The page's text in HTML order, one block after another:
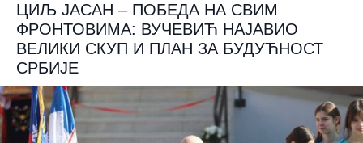
ЦИЉ ЈАСАН – ПОБЕДА НА СВИМ
ФРОНТОВИМА: ВУЧЕВИЋ НАЈАВИО
ВЕЛИКИ СКУП И ПЛАН ЗА БУДУЋНОСТ
СРБИЈЕ